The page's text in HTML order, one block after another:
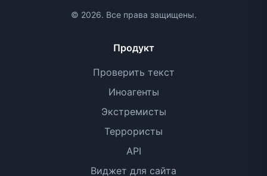
© 2026. Все права защищены.
Продукт
Проверить текст
Иноагенты
Экстремисты
Террористы
API
Виджет для сайта